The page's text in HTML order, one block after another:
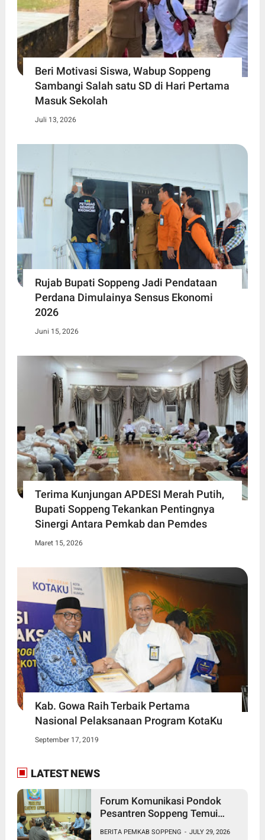
Beri Motivasi Siswa, Wabup Soppeng
Sambangi Salah satu SD di Hari Pertama
Masuk Sekolah
Juli 13, 2026
Rujab Bupati Soppeng Jadi Pendataan
Perdana Dimulainya Sensus Ekonomi
2026
Juni 15, 2026
Terima Kunjungan APDESI Merah Putih,
Bupati Soppeng Tekankan Pentingnya
Sinergi Antara Pemkab dan Pemdes
Maret 15, 2026
Kab. Gowa Raih Terbaik Pertama
Nasional Pelaksanaan Program KotaKu
September 17, 2019
LATEST NEWS
Forum Komunikasi Pondok
Pesantren Soppeng Temui
BERITA PEMKAB SOPPENG - JULY 29, 2026